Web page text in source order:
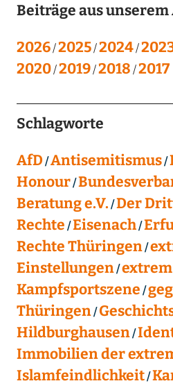
Beiträge aus
2026 2025 2024
2020 2019 2018 2017
Schlagworte
AfD Antisemitismus
Honour
Beratung e.V. Der
Rechte Eisenach
Rechte Thüringen
Einstellungen
Kampfsportszene
Thüringen
Hildburghausen
Immobilien der
Islamfeindlichkeit